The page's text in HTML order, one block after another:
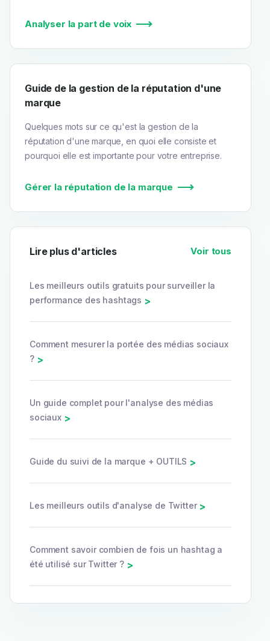
Analyser la part de voix
Guide de la gestion de la réputation d'une
marque
Quelques mots sur ce qu'est la gestion de la
réputation d'une marque, en quoi elle consiste et
pourquoi elle est importante pour votre entreprise.
Gérer la réputation de la marque
Lire plus d'articles Voir tous
Les meilleurs outils gratuits pour surveiller la
performance des hashtags >
Comment mesurer la portée des médias sociaux
? >
Un guide complet pour l'analyse des médias
sociaux >
Guide du suivi de la marque + OUTILS >
Les meilleurs outils d'analyse de Twitter >
Comment savoir combien de fois un hashtag a
été utilisé sur Twitter ? >